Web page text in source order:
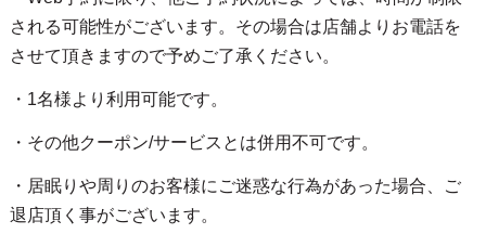
される可能性がございます。その場合は店舗よりお電話を
させて頂きますので予めご了承ください。
・1名様より利用可能です。
・その他クーポン/サービスとは併用不可です。
・居眠りや周りのお客様にご迷惑な行為があった場合、ご
退店頂く事がございます。